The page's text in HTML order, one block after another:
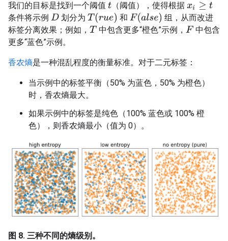
我们的目标是找到一个阈值 t （阈值），使得根据xi≥ t
条件将示例 D 划分为T(rue) 和 F(alse)
组，从而改进
标签分离效果；例如， T 中包含更多“橙色”示例， F 中包含
更多“蓝色”示例。
香农熵是一种混乱程度的衡量标准。对于二元标签：
当示例中的标签平衡（50% 为蓝色，50% 为橙色）
时，香农熵最大。
如果示例中的标签是纯色（100% 蓝色或 100% 橙
色），则香农熵最小（值为 0）。
图 8. 三种不同的熵级别。